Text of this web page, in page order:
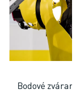
Bodové